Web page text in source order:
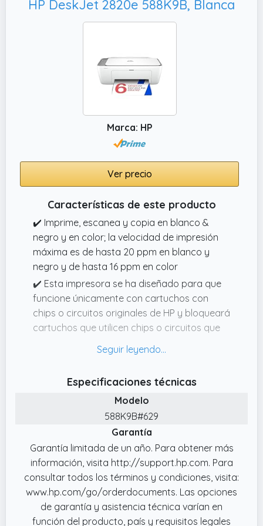
HP DeskJet 2820e 588K9B, Blanca
Marca: HP
Ver precio
Características de este producto
✔️ Imprime, escanea y copia en blanco &
negro y en color; la velocidad de impresión
máxima es de hasta 20 ppm en blanco y
negro y de hasta 16 ppm en color
✔️ Esta impresora se ha diseñado para que
funcione únicamente con cartuchos con
chips o circuitos originales de HP y bloqueará
cartuchos que utilicen chips o circuitos que
firmware periódicas mantienen la efectividad
✔️ Compra tu impresora HP DeskJet y llévate
6 meses de impresión gratis al registrarte en
HP Instant Ink. Válida del 17/12/2025 al
✔️ DESCUBRE HP+, la solución de impresión
más inteligente; CÓMODA: la impresora
solicita tinta automáticamente antes de que
se agote; SENCILLA: permite imprimir,
escanear y gestionar todo fácilmente,
incluso desde el móvil, gracias a la app HP
Especificaciones técnicas
Modelo
588K9B#629
Garantía
Garantía limitada de un año. Para obtener más
información, visita http://support.hp.com. Para
consultar todos los términos y condiciones, visita:
www.hp.com/go/orderdocuments. Las opciones
de garantía y asistencia técnica varían en
función del producto, país y requisitos legales